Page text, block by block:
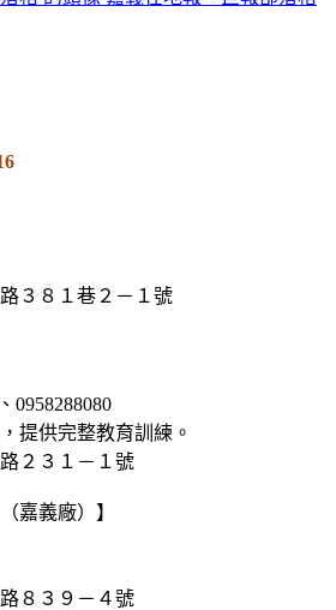
３８１巷２－１號
0958288080
提供完整教育訓練。
２３１－１號
嘉義廠）】
８３９－４號